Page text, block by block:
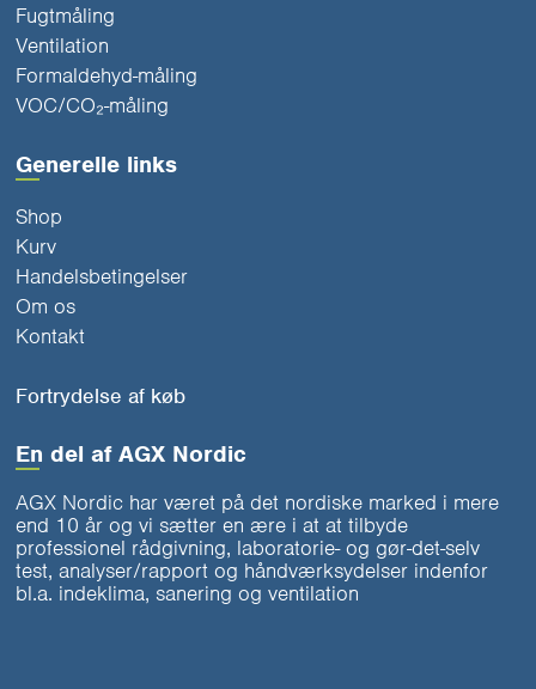
Fugtmåling
Ventilation
Formaldehyd-måling
VOC/CO₂-måling
Generelle links
Shop
Kurv
Handelsbetingelser
Om os
Kontakt
Fortrydelse af køb
En del af AGX Nordic
AGX Nordic har været på det nordiske marked i mere
end 10 år og vi sætter en ære i at at tilbyde
professionel rådgivning, laboratorie- og gør-det-selv
test, analyser/rapport og håndværksydelser indenfor
bl.a. indeklima, sanering og ventilation